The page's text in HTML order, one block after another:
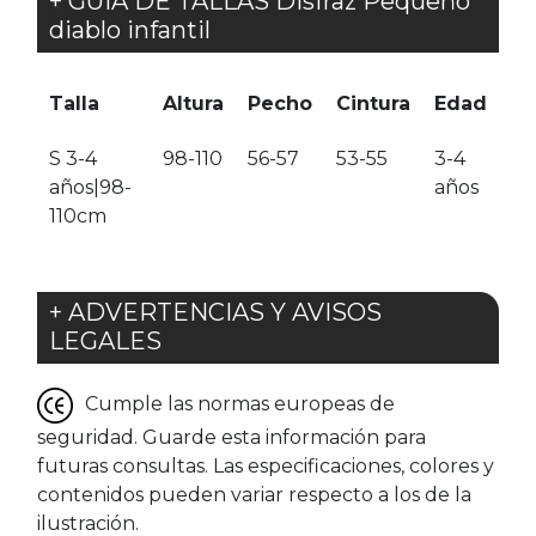
diablo infantil
Talla Altura Pecho Cintura Edad
S 3-4
años|98-
110cm
98-110 56-57 53-55
3-4
años
+ ADVERTENCIAS Y AVISOS
LEGALES
Cumple las normas europeas de
seguridad. Guarde esta información para
futuras consultas. Las especificaciones, colores y
contenidos pueden variar respecto a los de la
ilustración.